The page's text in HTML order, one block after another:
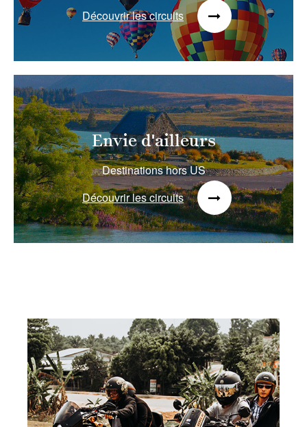
Découvrir les circuits
Envie d'ailleurs
Destinations hors US
Découvrir les circuits